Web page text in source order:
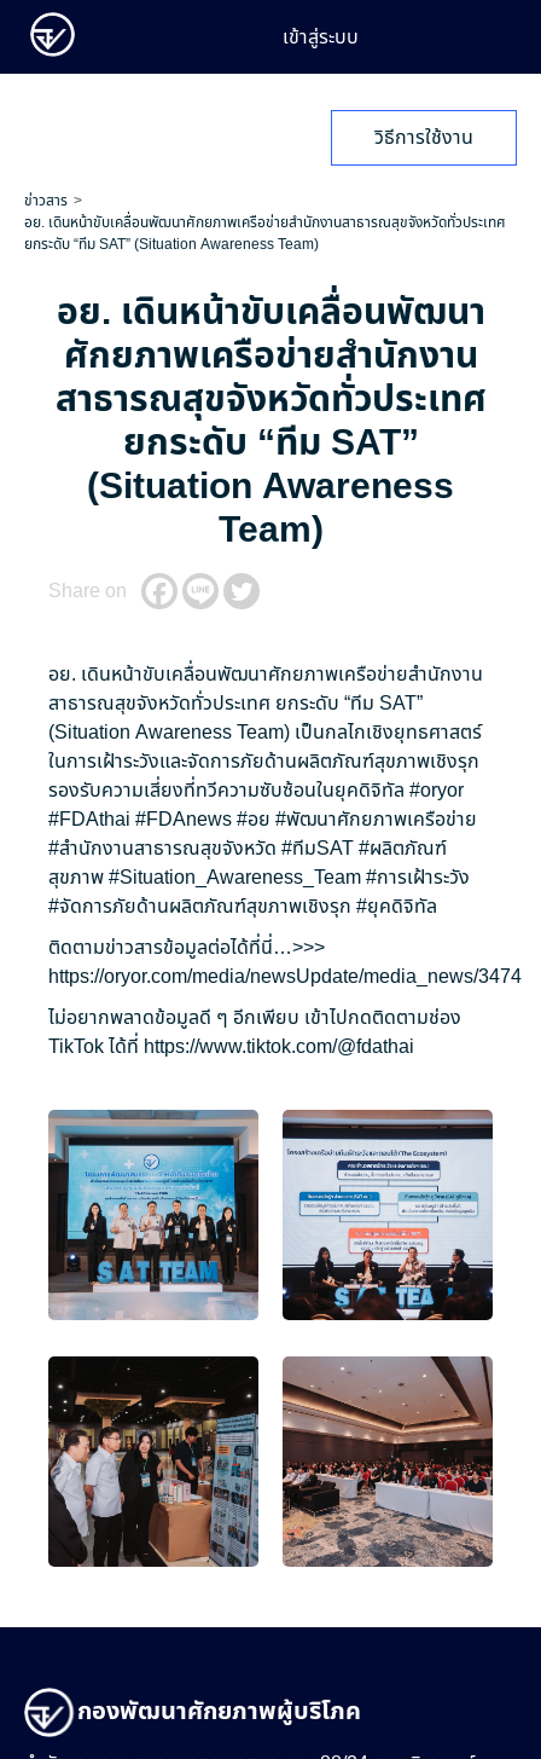
เข้าสู่ระบบ
วิธีการใช้งาน
ข่าวสาร
อย. เดินหน้าขับเคลื่อนพัฒนาศักยภาพเครือข่ายสำนักงานสาธารณสุขจังหวัดทั่วประเทศ
ยกระดับ “ทีม SAT” (Situation Awareness Team)
อย. เดินหน้าขับเคลื่อนพัฒนา
ศักยภาพเครือข่ายสำนักงาน
สาธารณสุขจังหวัดทั่วประเทศ
ยกระดับ “ทีม SAT”
(Situation Awareness
Team)
Share on
อย. เดินหน้าขับเคลื่อนพัฒนาศักยภาพเครือข่ายสำนักงาน
สาธารณสุขจังหวัดทั่วประเทศ ยกระดับ “ทีม SAT”
(Situation Awareness Team) เป็นกลไกเชิงยุทธศาสตร์
ในการเฝ้าระวังและจัดการภัยด้านผลิตภัณฑ์สุขภาพเชิงรุก
รองรับความเสี่ยงที่ทวีความซับซ้อนในยุคดิจิทัล #oryor
#FDAthai #FDAnews#อย #พัฒนาศักยภาพเครือข่าย
#สำนักงานสาธารณสุขจังหวัด #ทีมSAT#ผลิตภัณฑ์
สุขภาพ#Situation_Awareness_Team#การเฝ้าระวัง
#จัดการภัยด้านผลิตภัณฑ์สุขภาพเชิงรุก #ยุคดิจิทัล
ติดตามข่าวสารข้อมูลต่อได้ที่นี่…>>>
https://oryor.com/media/newsUpdate/media_news/3474
ไม่อยากพลาดข้อมูลดี ๆ อีกเพียบ เข้าไปกดติดตามช่อง
TikTok ได้ที่ https://www.tiktok.com/@fdathai
กองพัฒนาศักยภาพผู้บริโภค